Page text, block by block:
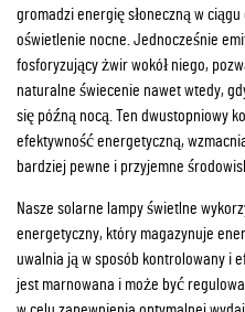
gromadzi energię słoneczną w
oświetlenie nocne. Jednocześnie
fosforyzujący żwir wokół niego,
naturalne świecenie nawet wtedy,
się późną nocą. Ten dwustopniowy
efektywność energetyczną,
bardziej pewne i przyjemne
Nasze solarne lampy świetlne
energetyczny, który magazynuje
uwalnia ją w sposób kontrolowany i
jest marnowana i może być